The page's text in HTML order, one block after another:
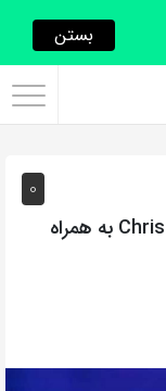
0
آهنگ انگلیسی Fine by Me از Chris Brown به همراه
بستن